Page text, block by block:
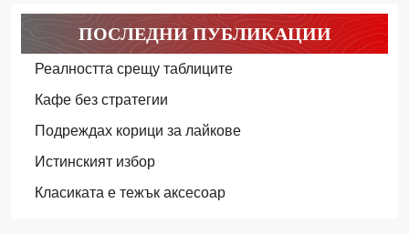
ПОСЛЕДНИ ПУБЛИКАЦИИ
Реалността срещу таблиците
Кафе без стратегии
Подреждах корици за лайкове
Истинският избор
Класиката е тежък аксесоар